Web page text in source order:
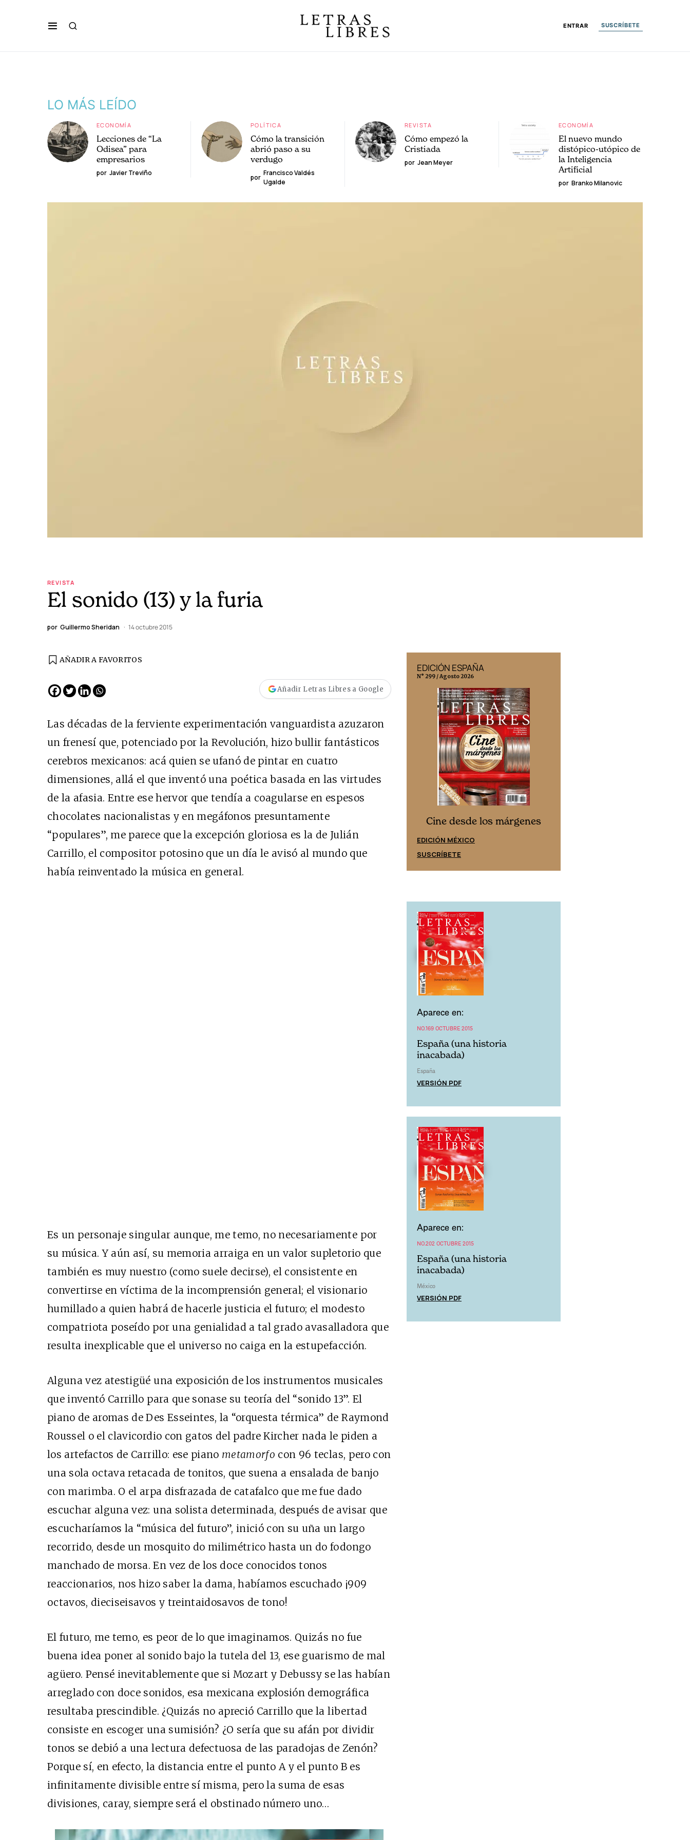
ENTRAR SUSCRÍBETE
LO MÁS LEÍDO
ECONOMÍA
Lecciones de “La
Odisea” para
empresarios
por Javier Treviño
POLÍTICA
Cómo la transición
abrió paso a su
verdugo
por
Francisco Valdés
Ugalde
REVISTA
Cómo empezó la
Cristiada
por Jean Meyer
ECONOMÍA
El nuevo mundo
distópico-utópico de
la Inteligencia
Artificial
por Branko Milanovic
REVISTA
El sonido (13) y la furia
por Guillermo Sheridan 14 octubre 2015
AÑADIR A FAVORITOS
Añadir Letras Libres a Google
Las décadas de la ferviente experimentación vanguardista azuzaron
un frenesí que, potenciado por la Revolución, hizo bullir fantásticos
cerebros mexicanos: acá quien se ufanó de pintar en cuatro
dimensiones, allá el que inventó una poética basada en las virtudes
de la afasia. Entre ese hervor que tendía a coagularse en espesos
chocolates nacionalistas y en megáfonos presuntamente
“populares”, me parece que la excepción gloriosa es la de Julián
Carrillo, el compositor potosino que un día le avisó al mundo que
había reinventado la música en general.
Es un personaje singular aunque, me temo, no necesariamente por
su música. Y aún así, su memoria arraiga en un valor supletorio que
también es muy nuestro (como suele decirse), el consistente en
convertirse en víctima de la incomprensión general; el visionario
humillado a quien habrá de hacerle justicia el futuro; el modesto
compatriota poseído por una genialidad a tal grado avasalladora que
resulta inexplicable que el universo no caiga en la estupefacción.
Alguna vez atestigüé una exposición de los instrumentos musicales
que inventó Carrillo para que sonase su teoría del “sonido 13”. El
piano de aromas de Des Esseintes, la “orquesta térmica” de Raymond
Roussel o el clavicordio con gatos del padre Kircher nada le piden a
los artefactos de Carrillo: ese piano metamorfo con 96 teclas, pero con
una sola octava retacada de tonitos, que suena a ensalada de banjo
con marimba. O el arpa disfrazada de catafalco que me fue dado
escuchar alguna vez: una solista determinada, después de avisar que
escucharíamos la “música del futuro”, inició con su uña un largo
recorrido, desde un mosquito do milimétrico hasta un do fodongo
manchado de morsa. En vez de los doce conocidos tonos
reaccionarios, nos hizo saber la dama, habíamos escuchado ¡909
octavos, dieciseisavos y treintaidosavos de tono!
El futuro, me temo, es peor de lo que imaginamos. Quizás no fue
buena idea poner al sonido bajo la tutela del 13, ese guarismo de mal
agüero. Pensé inevitablemente que si Mozart y Debussy se las habían
arreglado con doce sonidos, esa mexicana explosión demográfica
resultaba prescindible. ¿Quizás no apreció Carrillo que la libertad
consiste en escoger una sumisión? ¿O sería que su afán por dividir
tonos se debió a una lectura defectuosa de las paradojas de Zenón?
Porque sí, en efecto, la distancia entre el punto A y el punto B es
infinitamente divisible entre sí misma, pero la suma de esas
divisiones, caray, siempre será el obstinado número uno…
Cine desde los márgenes
EDICIÓN MÉXICO
SUSCRÍBETE
Cine desde los márgenes
EDICIÓN ESPAÑA
SUSCRÍBETE
EDICIÓN ESPAÑA
N° 299 / Agosto 2026
Cine desde los márgenes
EDICIÓN MÉXICO
SUSCRÍBETE
Aparece en:
NO.169 OCTUBRE 2015
España (una historia
inacabada)
España
VERSIÓN PDF
Aparece en:
NO.202 OCTUBRE 2015
España (una historia
inacabada)
México
VERSIÓN PDF